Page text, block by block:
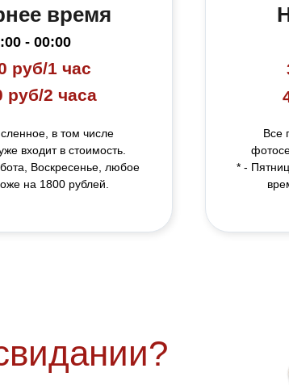
время
- 00:00
руб/1 час
в том числе
входит в стоимость.
Воскресенье, любое
на 1800 рублей.
руб/2 часа
Все
* -